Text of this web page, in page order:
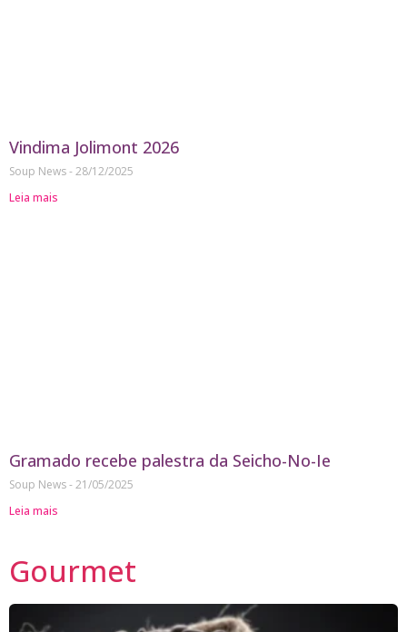
Vindima Jolimont 2026
Soup News 28/12/2025
Leia mais
Gramado recebe palestra da Seicho-No-Ie
Soup News 21/05/2025
Leia mais
Gourmet